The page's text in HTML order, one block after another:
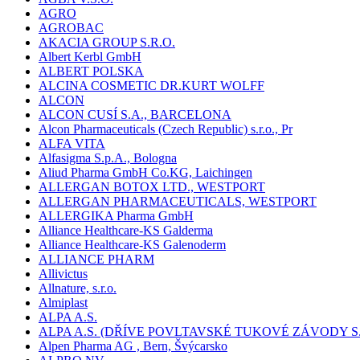
AGRO
AGROBAC
AKACIA GROUP S.R.O.
Albert Kerbl GmbH
ALBERT POLSKA
ALCINA COSMETIC DR.KURT WOLFF
ALCON
ALCON CUSÍ S.A., BARCELONA
Alcon Pharmaceuticals (Czech Republic) s.r.o., Pr
ALFA VITA
Alfasigma S.p.A., Bologna
Aliud Pharma GmbH Co.KG, Laichingen
ALLERGAN BOTOX LTD., WESTPORT
ALLERGAN PHARMACEUTICALS, WESTPORT
ALLERGIKA Pharma GmbH
Alliance Healthcare-KS Galderma
Alliance Healthcare-KS Galenoderm
ALLIANCE PHARM
Allivictus
Allnature, s.r.o.
Almiplast
ALPA A.S.
ALPA A.S. (DŘÍVE POVLTAVSKÉ TUKOVÉ ZÁVODY
Alpen Pharma AG , Bern, Švýcarsko